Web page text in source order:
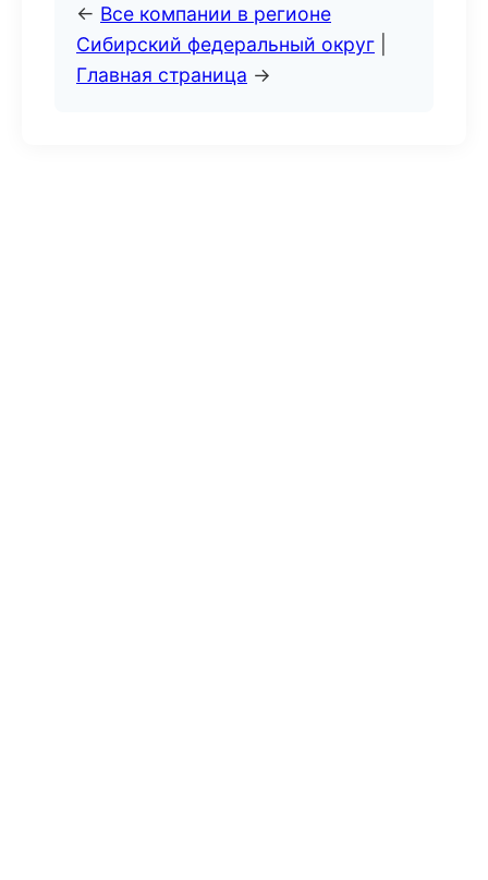
← Все компании в регионе
Сибирский федеральный округ
Главная страница →